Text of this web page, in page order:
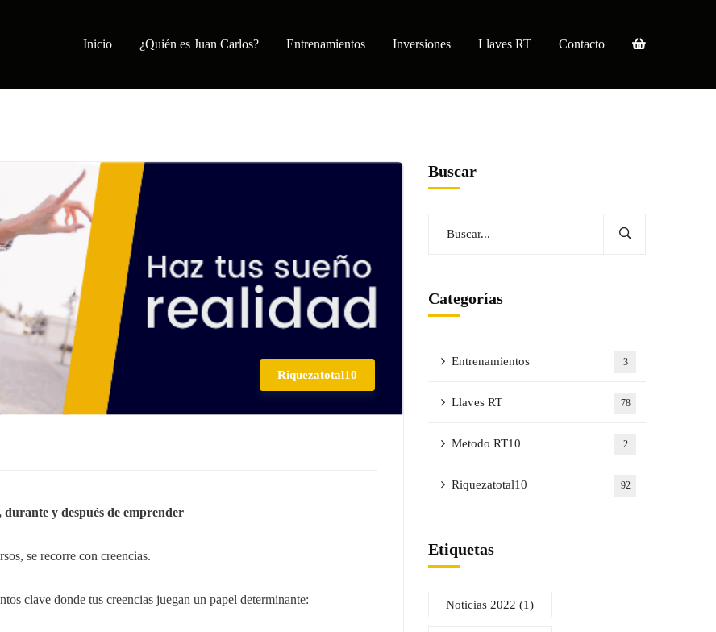
Inicio ¿Quién es Juan Carlos? Entrenamientos Inversiones Llaves RT Contacto
Riquezatotal10
y después de emprender
se recorre con creencias.
clave donde tus creencias juegan un papel determinante:
Buscar
Categorías
Entrenamientos 3
Llaves RT 78
Metodo RT10 2
Riquezatotal10 92
Etiquetas
Noticias 2022 (1)